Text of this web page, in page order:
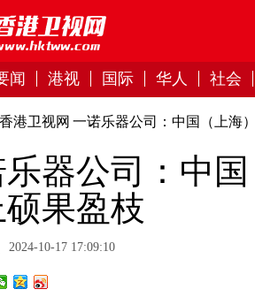
闻 港视 国际 华人 社会
香港卫视网 一诺乐器公司：中国（上海
器公司：中
果盈枝
2024-10-17 17:09:10